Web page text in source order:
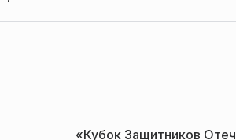
«Кубок Защитников